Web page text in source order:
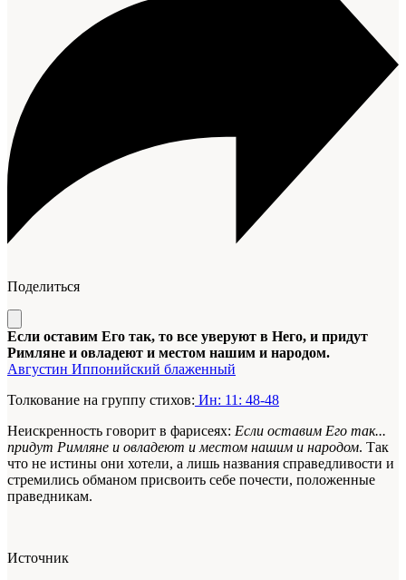
Поделиться
Если оставим Его так, то все уверуют в Него, и придут
Римляне и овладеют и местом нашим и народом.
Августин Иппонийский блаженный
Толкование на группу стихов: Ин: 11: 48-48
Неискренность говорит в фарисеях: Если оставим Его так...
придут Римляне и овладеют и местом нашим и народом. Так
что не истины они хотели, а лишь названия справедливости и
стремились обманом присвоить себе почести, положенные
праведникам.
Источник